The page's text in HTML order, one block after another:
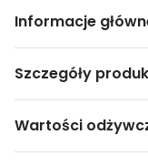
Informacje
Szczegóły
Wartości